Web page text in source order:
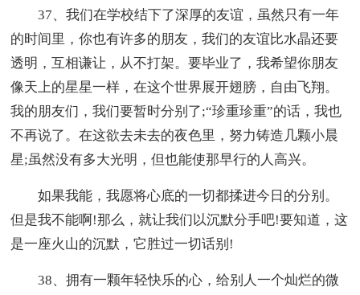
37、我们在学校结下了深厚的友谊，虽然只有一年
的时间里，你也有许多的朋友，我们的友谊比水晶还要
透明，互相谦让，从不打架。要毕业了，我希望你朋友
像天上的星星一样，在这个世界展开翅膀，自由飞翔。
我的朋友们，我们要暂时分别了;“珍重珍重”的话，我也
不再说了。在这欲去未去的夜色里，努力铸造几颗小晨
星;虽然没有多大光明，但也能使那早行的人高兴。
如果我能，我愿将心底的一切都揉进今日的分别。
但是我不能啊!那么，就让我们以沉默分手吧!要知道，这
是一座火山的沉默，它胜过一切话别!
38、拥有一颗年轻快乐的心，给别人一个灿烂的微